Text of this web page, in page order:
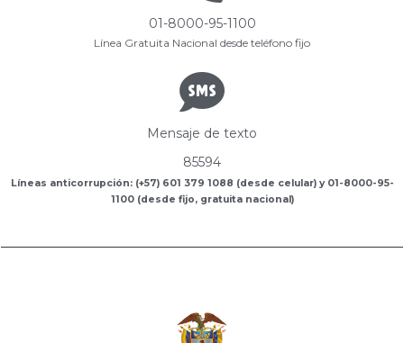
01-8000-95-1100
Línea Gratuita Nacional desde teléfono fijo
Mensaje de texto
85594
Líneas anticorrupción: (+57) 601 379 1088 (desde celular) y 01-8000-95-
1100 (desde fijo, gratuita nacional)